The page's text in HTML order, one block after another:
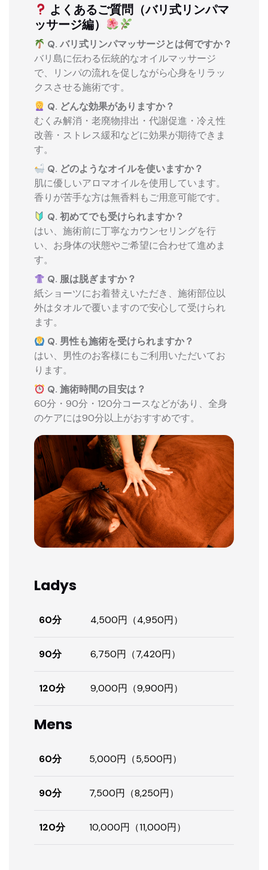
よくあるご質問（バリ式リンパマ
ッサージ編）
Q. バリ式リンパマッサージとは何ですか？
バリ島に伝わる伝統的なオイルマッサージ
で、リンパの流れを促しながら心身をリラッ
クスさせる施術です。
Q. どんな効果がありますか？
むくみ解消・老廃物排出・代謝促進・冷え性
改善・ストレス緩和などに効果が期待できま
す。
Q. どのようなオイルを使いますか？
肌に優しいアロマオイルを使用しています。
香りが苦手な方は無香料もご用意可能です。
Q. 初めてでも受けられますか？
はい、施術前に丁寧なカウンセリングを行
い、お身体の状態やご希望に合わせて進めま
す。
Q. 服は脱ぎますか？
紙ショーツにお着替えいただき、施術部位以
外はタオルで覆いますので安心して受けられ
ます。
Q. 男性も施術を受けられますか？
はい、男性のお客様にもご利用いただいてお
ります。
Q. 施術時間の目安は？
60分・90分・120分コースなどがあり、全身
のケアには90分以上がおすすめです。
Ladys
60分 4,500円（4,950円）
90分 6,750円（7,420円）
120分 9,000円（9,900円）
Mens
60分 5,000円（5,500円）
90分 7,500円（8,250円）
120分 10,000円（11,000円）